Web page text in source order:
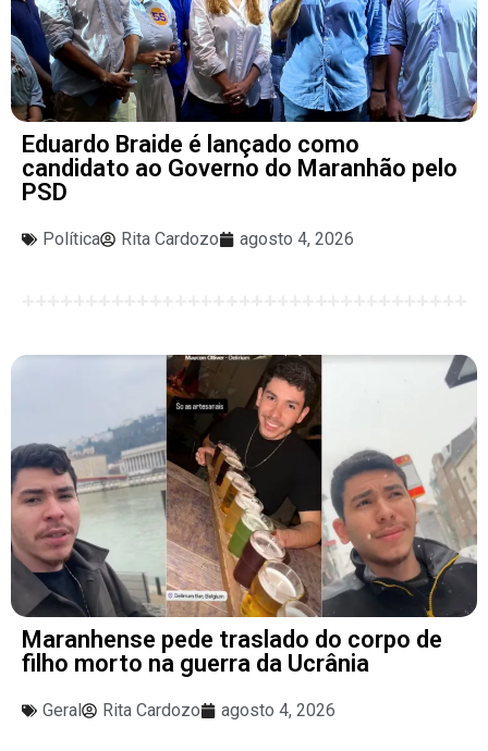
Eduardo Braide é lançado como
candidato ao Governo do Maranhão pelo
PSD
Política Rita Cardozo agosto 4, 2026
Maranhense pede traslado do corpo de
filho morto na guerra da Ucrânia
Geral Rita Cardozo agosto 4, 2026